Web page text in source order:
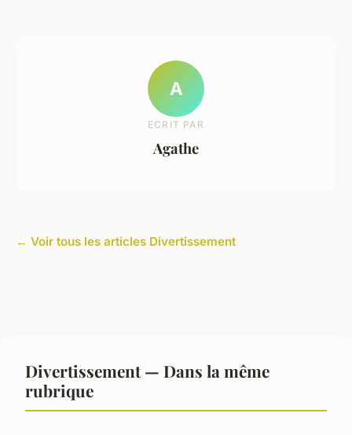
A
ECRIT PAR
Agathe
← Voir tous les articles Divertissement
Divertissement — Dans la même
rubrique